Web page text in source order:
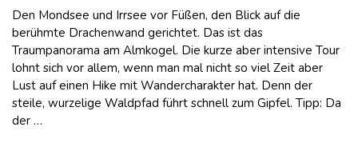
Den Mondsee und Irrsee vor Füßen, den Blick auf die
berühmte Drachenwand gerichtet. Das ist das
Traumpanorama am Almkogel. Die kurze aber intensive Tour
lohnt sich vor allem, wenn man mal nicht so viel Zeit aber
Lust auf einen Hike mit Wandercharakter hat. Denn der
steile, wurzelige Waldpfad führt schnell zum Gipfel. Tipp: Da
der …